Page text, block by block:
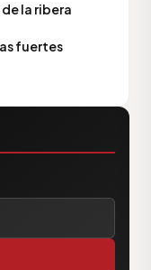
la ribera
fuertes